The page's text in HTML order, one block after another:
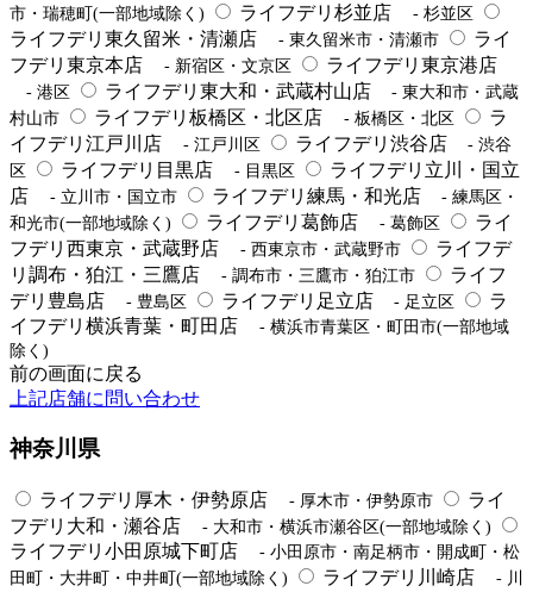
市・瑞穂町(一部地域除く)
ライフデリ杉並店 - 杉並区
ライフデリ東久留米・清瀬店 - 東久留米市・清瀬市
ライ
フデリ東京本店
- 新宿区・文京区 ライフデリ東京港店
- 港区 ライフデリ東大和・武蔵村山店
- 東大和市・武蔵
村山市
ライフデリ板橋区・北区店 - 板橋区・北区
ラ
イフデリ江戸川店
- 江戸川区 ライフデリ渋谷店
- 渋谷
区
ライフデリ目黒店 - 目黒区
ライフデリ立川・国立
店
- 立川市・国立市 ライフデリ練馬・和光店
- 練馬区・
和光市(一部地域除く)
ライフデリ葛飾店 - 葛飾区
ライ
フデリ西東京・武蔵野店
- 西東京市・武蔵野市
ライフデ
リ調布・狛江・三鷹店
- 調布市・三鷹市・狛江市
ライフ
デリ豊島店
- 豊島区 ライフデリ足立店 - 足立区
ラ
イフデリ横浜青葉・町田店
- 横浜市青葉区・町田市(一部地域
除く)
前の画面に戻る
上記店舗に問い合わせ
神奈川県
ライフデリ厚木・伊勢原店 - 厚木市・伊勢原市
ライ
フデリ大和・瀬谷店
- 大和市・横浜市瀬谷区(一部地域除く)
ライフデリ小田原城下町店
- 小田原市・南足柄市・開成町・松
田町・大井町・中井町(一部地域除く)
ライフデリ川崎店
- 川